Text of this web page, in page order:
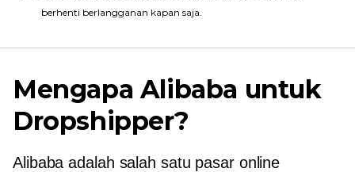
berhenti berlangganan kapan saja.
Mengapa Alibaba untuk
Dropshipper?
Alibaba adalah salah satu pasar online